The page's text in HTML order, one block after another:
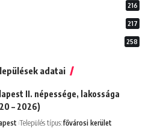
216
217
258
adatai
II. népessége, lakossága
– 2026)
Település típus:fővárosi kerület